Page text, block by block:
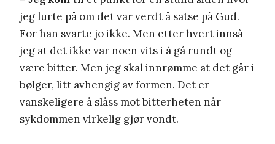
jeg lurte på om det var verdt å satse på Gud.
For han svarte jo ikke. Men etter hvert innså
jeg at det ikke var noen vits i å gå rundt og
være bitter. Men jeg skal innrømme at det går i
bølger, litt avhengig av formen. Det er
vanskeligere å slåss mot bitterheten når
sykdommen virkelig gjør vondt.